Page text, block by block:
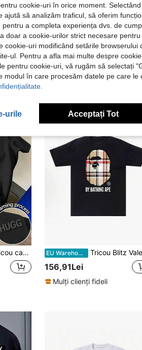
bărbați -22% Tricou vintage Idol World Tour 2026, tricou retro Ju-Ngkook, cadouri pentru fani, negru, tricou cu mânecă scurtă croială largă, tricou casual la modă cu imprimeu pe o singură parte, tricou casual cu mânecă scurtă 100% bumbac, tricou cu mânecă scurtă imprimat, streetwear, cadou de Ziua Tatălui, vară,
67,14Lei
87,04Lei Cel mai mic pret
imprimare cu spumă în formă de litere, stil de vară EU Warehouse Tricou Blitz Valentine, tricou unisex cu personaje din hotel, Helluva Boss, cadou pentru fani, tricou casual de zi cu zi din bumbac, respirabil, cu mânecă
156,91Lei
Mulți clienți fideli
cookie-uri în orice moment.
ajută să analizăm traficul, să oferim
a completa experiența dvs. de
doar a cookie-urilor strict necesare
cookie-uri modificând setările
ul. Pentru a afla mai multe despre
pentru cookie-uri, vă rugăm să selectați
modul în care procesăm datele pe care le
urile Acceptați Tot